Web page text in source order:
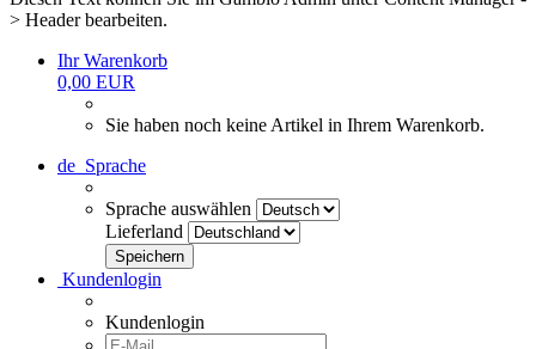
> Header bearbeiten.
Ihr Warenkorb
0,00 EUR
Sie haben noch keine Artikel in Ihrem Warenkorb.
de Sprache
Sprache auswählen
Lieferland
Kundenlogin
Kundenlogin